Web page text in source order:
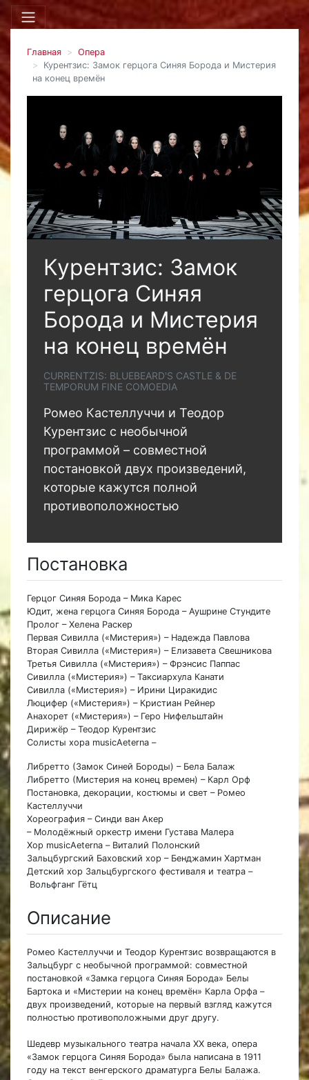
Главная
Опера
Курентзис: Замок герцога Синяя Борода и Мистерия
на конец времён
Курентзис: Замок
герцога Синяя
Борода и Мистерия
на конец времён
CURRENTZIS: BLUEBEARD'S CASTLE & DE
TEMPORUM FINE COMOEDIA
Ромео Кастеллуччи и Теодор
Курентзис с необычной
программой – совместной
постановкой двух произведений,
которые кажутся полной
противоположностью
Постановка
Герцог Синяя Борода – Мика Карес
Юдит, жена герцога Синяя Борода – Аушрине Стундите
Пролог – Хелена Раскер
Первая Сивилла («Мистерия») – Надежда Павлова
Вторая Сивилла («Мистерия») – Елизавета Свешникова
Третья Сивилла («Мистерия») – Фрэнсис Паппас
Сивилла («Мистерия») – Таксиархула Канати
Сивилла («Мистерия») – Ирини Циракидис
Люцифер («Мистерия») – Кристиан Рейнер
Анахорет («Мистерия») – Геро Нифельштайн
Дирижёр – Теодор Курентзис
Солисты хора musicAeterna –
Либретто (Замок Синей Бороды) – Бела Балаж
Либретто (Мистерия на конец времен) – Карл Орф
Постановка, декорации, костюмы и свет – Ромео
Кастеллуччи
Хореография – Синди ван Акер
– Молодёжный оркестр имени Густава Малера
Хор musicAeterna – Виталий Полонский
Зальцбургский Баховский хор – Бенджамин Хартман
Детский хор Зальцбургского фестиваля и театра –
Вольфганг Гётц
Описание
Ромео Кастеллуччи и Теодор Курентзис возвращаются в
Зальцбург с необычной программой: совместной
постановкой «Замка герцога Синяя Борода» Белы
Бартока и «Мистерии на конец времён» Карла Орфа –
двух произведений, которые на первый взгляд кажутся
полностью противоположными друг другу.
Шедевр музыкального театра начала XX века, опера
«Замок герцога Синяя Борода» была написана в 1911
году на текст венгерского драматурга Белы Балажа.